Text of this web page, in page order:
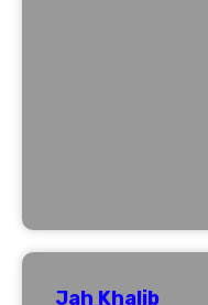
Jah Khalib